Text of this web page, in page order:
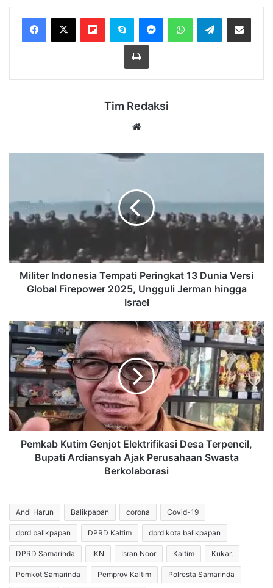
FlipboardSkype MessengerWhatsAppTelegramBagikan melalui Email
Cetak
Tim Redaksi
13
Dunia
Global
Firepower
2025,
Ungguli
Israel
Militer Indonesia Tempati Peringkat 13 Dunia Versi
Global Firepower 2025, Ungguli Jerman hingga
Israel
Pemkab
Kutim
Genjot
Elektrifikasi
Desa
Terpencil,
Bupati
Ardiansyah
Ajak
Perusahaan
Swasta
Pemkab Kutim Genjot Elektrifikasi Desa Terpencil,
Bupati Ardiansyah Ajak Perusahaan Swasta
Berkolaborasi
Andi Harun Balikpapan corona Covid-19
dprd balikpapan DPRD Kaltim dprd kota balikpapan
DPRD Samarinda IKN Isran Noor Kaltim Kukar,
Pemkot Samarinda Pemprov Kaltim Polresta Samarinda